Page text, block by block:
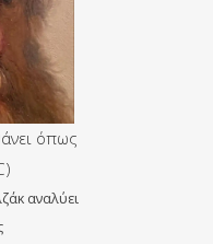
όπως
αναλύει